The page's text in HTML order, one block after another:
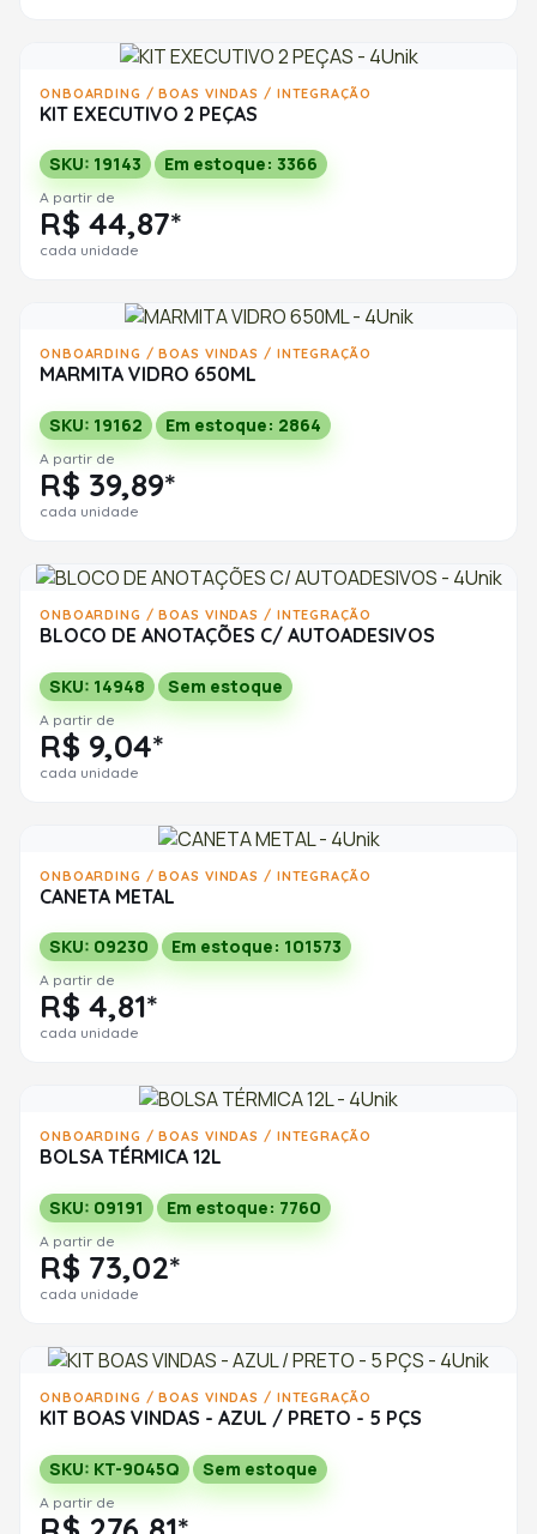
ONBOARDING / BOAS VINDAS / INTEGRAÇÃO
KIT EXECUTIVO 2 PEÇAS
SKU: 19143 Em estoque: 3366
A partir de
R$ 44,87*
cada unidade
ONBOARDING / BOAS VINDAS / INTEGRAÇÃO
MARMITA VIDRO 650ML
SKU: 19162 Em estoque: 2864
A partir de
R$ 39,89*
cada unidade
ONBOARDING / BOAS VINDAS / INTEGRAÇÃO
BLOCO DE ANOTAÇÕES C/ AUTOADESIVOS
SKU: 14948 Sem estoque
A partir de
R$ 9,04*
cada unidade
ONBOARDING / BOAS VINDAS / INTEGRAÇÃO
CANETA METAL
SKU: 09230 Em estoque: 101573
A partir de
R$ 4,81*
cada unidade
ONBOARDING / BOAS VINDAS / INTEGRAÇÃO
BOLSA TÉRMICA 12L
SKU: 09191 Em estoque: 7760
A partir de
R$ 73,02*
cada unidade
ONBOARDING / BOAS VINDAS / INTEGRAÇÃO
KIT BOAS VINDAS - AZUL / PRETO - 5 PÇS
SKU: KT-9045Q Sem estoque
A partir de